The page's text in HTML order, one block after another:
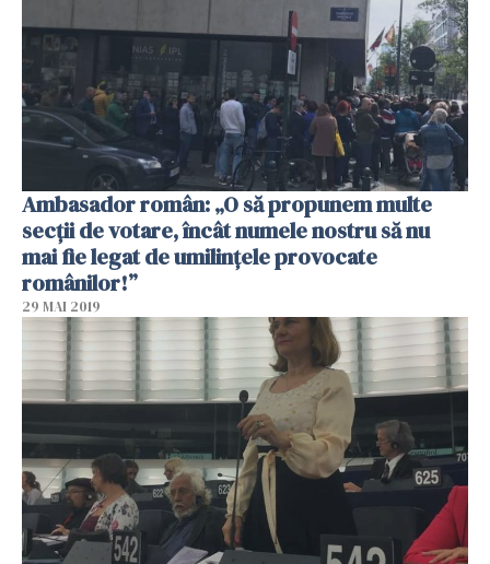
Ambasador român: „O să propunem multe
secții de votare, încât numele nostru să nu
mai fie legat de umilințele provocate
românilor!”
29 MAI 2019